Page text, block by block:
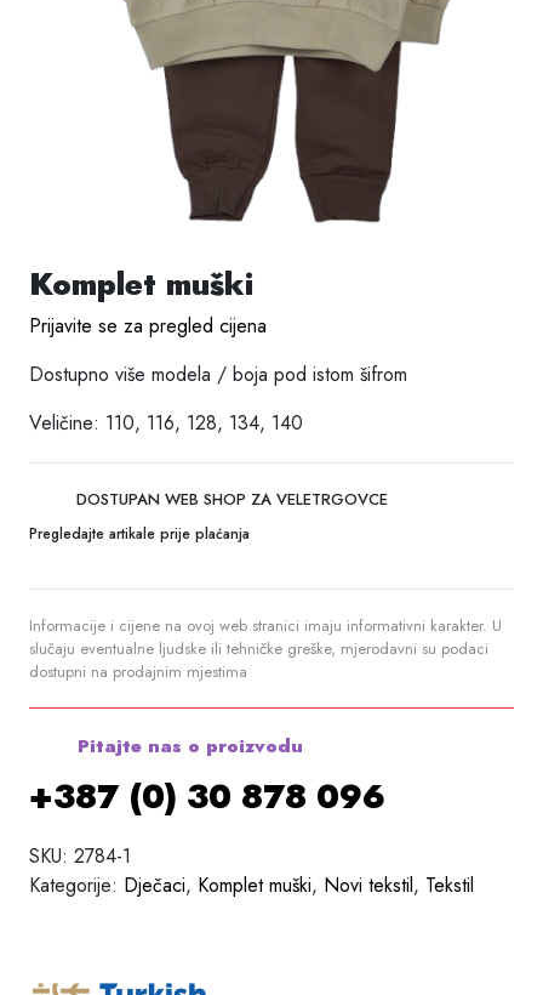
Komplet muški
Prijavite se za pregled cijena
Dostupno više modela / boja pod istom šifrom
Veličine: 110, 116, 128, 134, 140
DOSTUPAN WEB SHOP ZA VELETRGOVCE
Pregledajte artikale prije plaćanja
Informacije i cijene na ovoj web stranici imaju informativni karakter. U
slučaju eventualne ljudske ili tehničke greške, mjerodavni su podaci
dostupni na prodajnim mjestima
Pitajte nas o proizvodu
+387 (0) 30 878 096
SKU: 2784-1
Kategorije: Dječaci, Komplet muški, Novi tekstil, Tekstil